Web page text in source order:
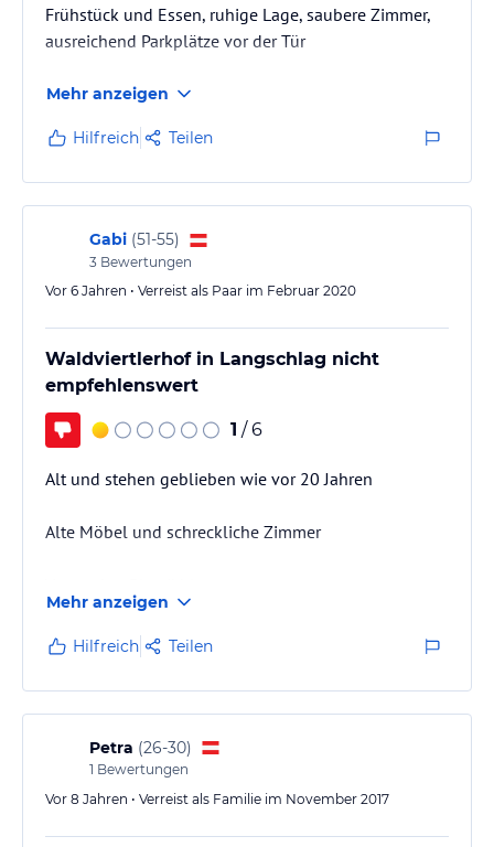
Frühstück und Essen, ruhige Lage, saubere Zimmer,
ausreichend Parkplätze vor der Tür
Mehr anzeigen
Hilfreich Teilen
Gabi (51-55)
3 Bewertungen
Vor 6 Jahren • Verreist als Paar im Februar 2020
Waldviertlerhof in Langschlag nicht
empfehlenswert
1 / 6
Alt und stehen geblieben wie vor 20 Jahren
Alte Möbel und schreckliche Zimmer
Schlechte Fernseher im Zimmer
Mehr anzeigen
Hilfreich Teilen
Petra (26-30)
1 Bewertungen
Vor 8 Jahren • Verreist als Familie im November 2017